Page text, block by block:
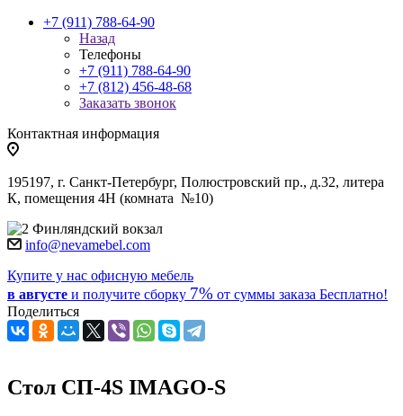
+7 (911) 788-64-90
Назад
Телефоны
+7 (911) 788-64-90
+7 (812) 456-48-68
Заказать звонок
Контактная информация
195197, г. Санкт-Петербург, Полюстровский пр., д.32, литера
К, помещения 4Н (комната №10)
Финляндский вокзал
info@nevamebel.com
Купите у нас офисную мебель
в августе и получите сборку 7% от суммы заказа Бесплатно!
Поделиться
Стол СП-4S IMAGO-S